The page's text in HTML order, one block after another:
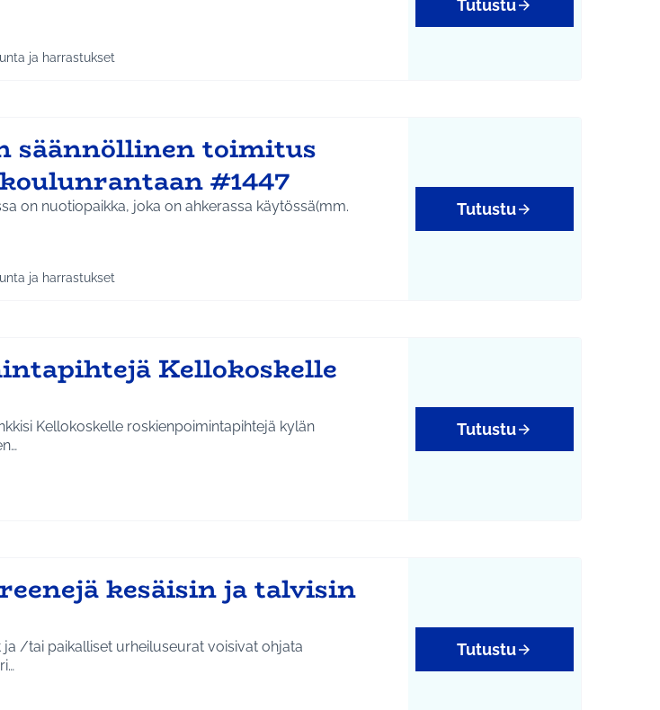
Etelä-Tuusulan kylät
tulokset teeman mukaan: Liikunta ja harrastukset
ja harrastukset
Tutustu
säännöllinen toimitus
#1447
on nuotiopaikka, joka on ahkerassa käytössä(mm.
Etelä-Tuusulan kylät
tulokset teeman mukaan: Liikunta ja harrastukset
ja harrastukset
Tutustu
Kellokoskelle
Kellokoskelle roskienpoimintapihtejä kylän
Kellokoski
mukaan: Ympäristö
Tutustu
kesäisin ja talvisin
ja /tai paikalliset urheiluseurat voisivat ohjata
Tutustu